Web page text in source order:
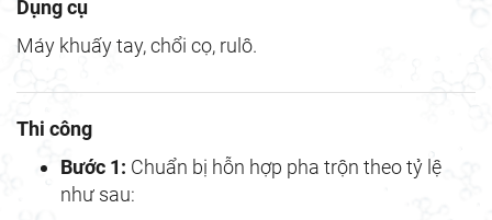
Dụng cụ
Máy khuấy tay, chổi cọ, rulô.
Thi công
Bước 1: Chuẩn bị hỗn hợp pha trộn theo tỷ lệ
như sau: